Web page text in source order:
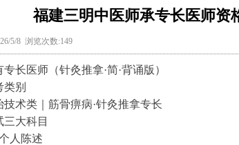
福建三明中医师承专长医师资
5/8 浏览次数:149
专长医师（针灸推拿·简·背诵版）
类别
技术类｜筋骨痹病·针灸推拿专长
三大科目
人陈述